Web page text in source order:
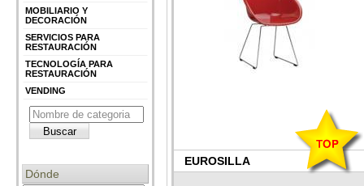
MOBILIARIO Y
DECORACIÓN
SERVICIOS PARA
RESTAURACIÓN
TECNOLOGÍA PARA
RESTAURACIÓN
VENDING
Dónde
EUROSILLA